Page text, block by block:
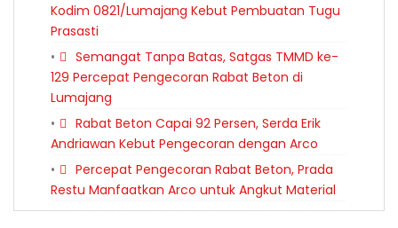
Kodim 0821/Lumajang Kebut Pembuatan Tugu
Prasasti
Semangat Tanpa Batas, Satgas TMMD ke-
129 Percepat Pengecoran Rabat Beton di
Lumajang
Rabat Beton Capai 92 Persen, Serda Erik
Andriawan Kebut Pengecoran dengan Arco
Percepat Pengecoran Rabat Beton, Prada
Restu Manfaatkan Arco untuk Angkut Material